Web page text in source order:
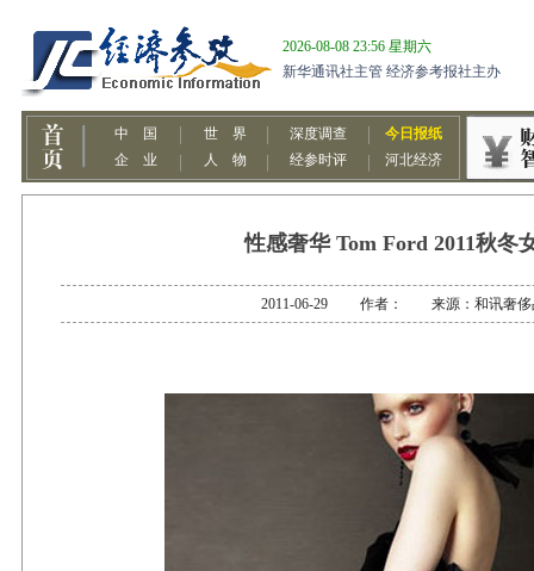
性感奢华 Tom Ford 2011秋冬
2011-06-29 作者： 来源：和讯奢侈